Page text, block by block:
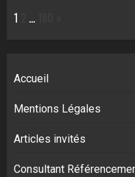
Page:
1 …
Accueil
Mentions Légales
Articles invités
Consultant